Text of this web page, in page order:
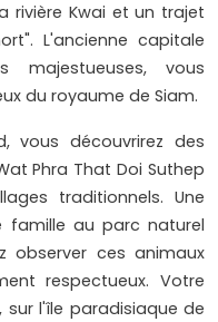
rivière Kwai et un trajet
L'ancienne capitale
majestueuses, vous
du royaume de Siam.
vous découvrirez des
Phra That Doi Suthep
traditionnels. Une
famille au parc naturel
observer ces animaux
respectueux. Votre
sur l'île paradisiaque de